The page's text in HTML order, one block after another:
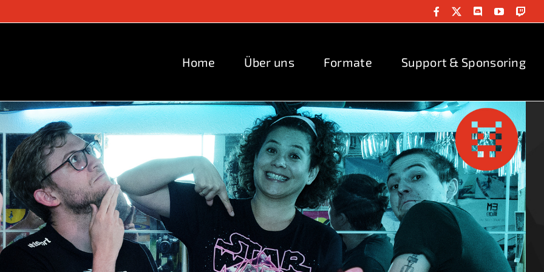
Facebook DiscordYouTube
Home Über uns Formate Support & Sponsoring